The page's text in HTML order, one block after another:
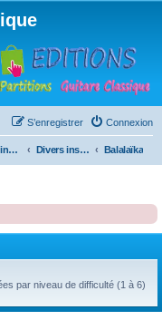
Connexion
S’enregistrer
Autres instruments à cordes pincées, ou styles Divers instruments Balalaïka
par niveau de difficulté (1 à 6)